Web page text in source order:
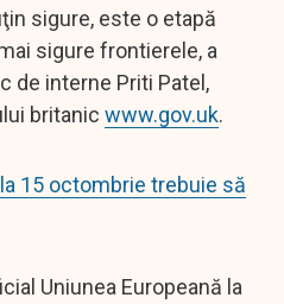
sigure, este o etapă
sigure frontierele, a
de interne Priti Patel,
britanic www.gov.uk.
la 15 octombrie trebuie să
Uniunea Europeană la